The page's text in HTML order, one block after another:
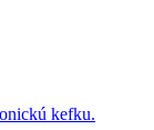
kefku.